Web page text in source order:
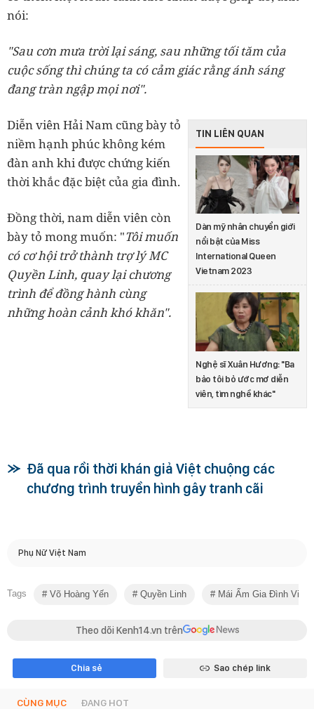
nói:
"Sau cơn mưa trời lại sáng, sau những tối tăm của
cuộc sống thì chúng ta có cảm giác rằng ánh sáng
đang tràn ngập mọi nơi".
TIN LIÊN QUAN
Dàn mỹ nhân chuyển giới
nổi bật của Miss
International Queen
Vietnam 2023
Nghệ sĩ Xuân Hương: "Ba
bảo tôi bỏ ước mơ diễn
viên, tìm nghề khác"
Diễn viên Hải Nam cũng bày tỏ
niềm hạnh phúc không kém
đàn anh khi được chứng kiến
thời khắc đặc biệt của gia đình.
Đồng thời, nam diễn viên còn
bày tỏ mong muốn: "Tôi muốn
có cơ hội trở thành trợ lý MC
Quyền Linh, quay lại chương
trình để đồng hành cùng
những hoàn cảnh khó khăn".
Đã qua rồi thời khán giả Việt chuộng các
chương trình truyền hình gây tranh cãi
Phụ Nữ Việt Nam
Tags Võ Hoàng Yến Quyền Linh Mái Ấm Gia Đình Việt
Theo dõi Kenh14.vn trên
Chia sẻ Sao chép link
CÙNG MỤC ĐANG HOT